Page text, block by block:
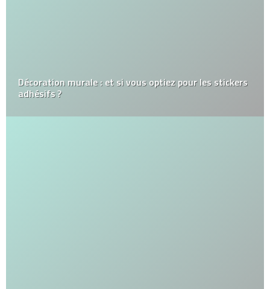
Décoration murale : et si vous optiez pour les stickers
adhésifs ?